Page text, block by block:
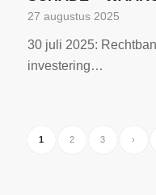
27 augustus 2025
30 juli 2025:
investering…
1 2 3 ›